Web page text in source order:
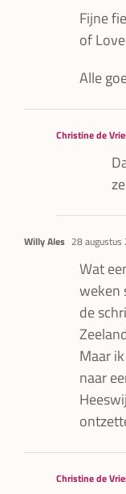
Fijne
of
Alle
Christine de
Willy Ales 28
Wat
weken
de
Maar
naar
Christine de